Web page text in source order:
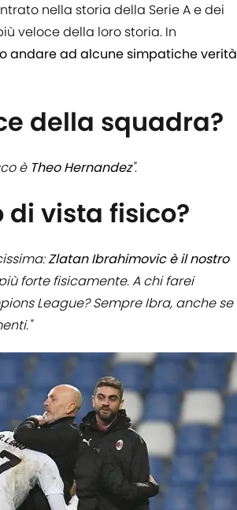
nella storia della Serie A e dei
veloce della loro storia. In
andare ad alcune simpatiche verità
della squadra?
è Theo Hernandez".
vista fisico?
Zlatan Ibrahimovic è il nostro
forte fisicamente. A chi farei
League? Sempre Ibra, anche se